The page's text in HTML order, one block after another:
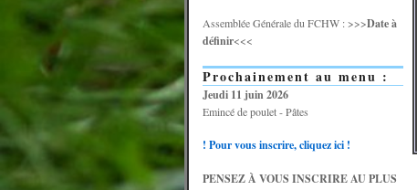
Assemblée Générale du FCHW : >>>Date à
définir<<<
Prochainement au menu :
Jeudi 11 juin 2026
Emincé de poulet - Pâtes
! Pour vous inscrire, cliquez ici !
PENSEZ À VOUS INSCRIRE AU PLUS